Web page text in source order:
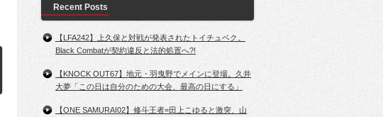
Recent Posts
【LFA242】上久保と対戦が発表されたトイチュベク。
Black Combatが契約違反と法的処置へ?!
【KNOCK OUT67】地元・羽曳野でメインに登場。久井
大夢「この日は自分のための大会、最高の日にする」
【ONE SAMURAI02】修斗王者=田上こゆると激突、山